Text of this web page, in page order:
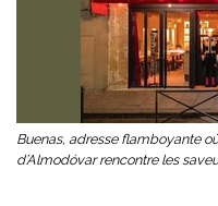
Buenas, adresse flamboyante
d’Almodóvar rencontre les